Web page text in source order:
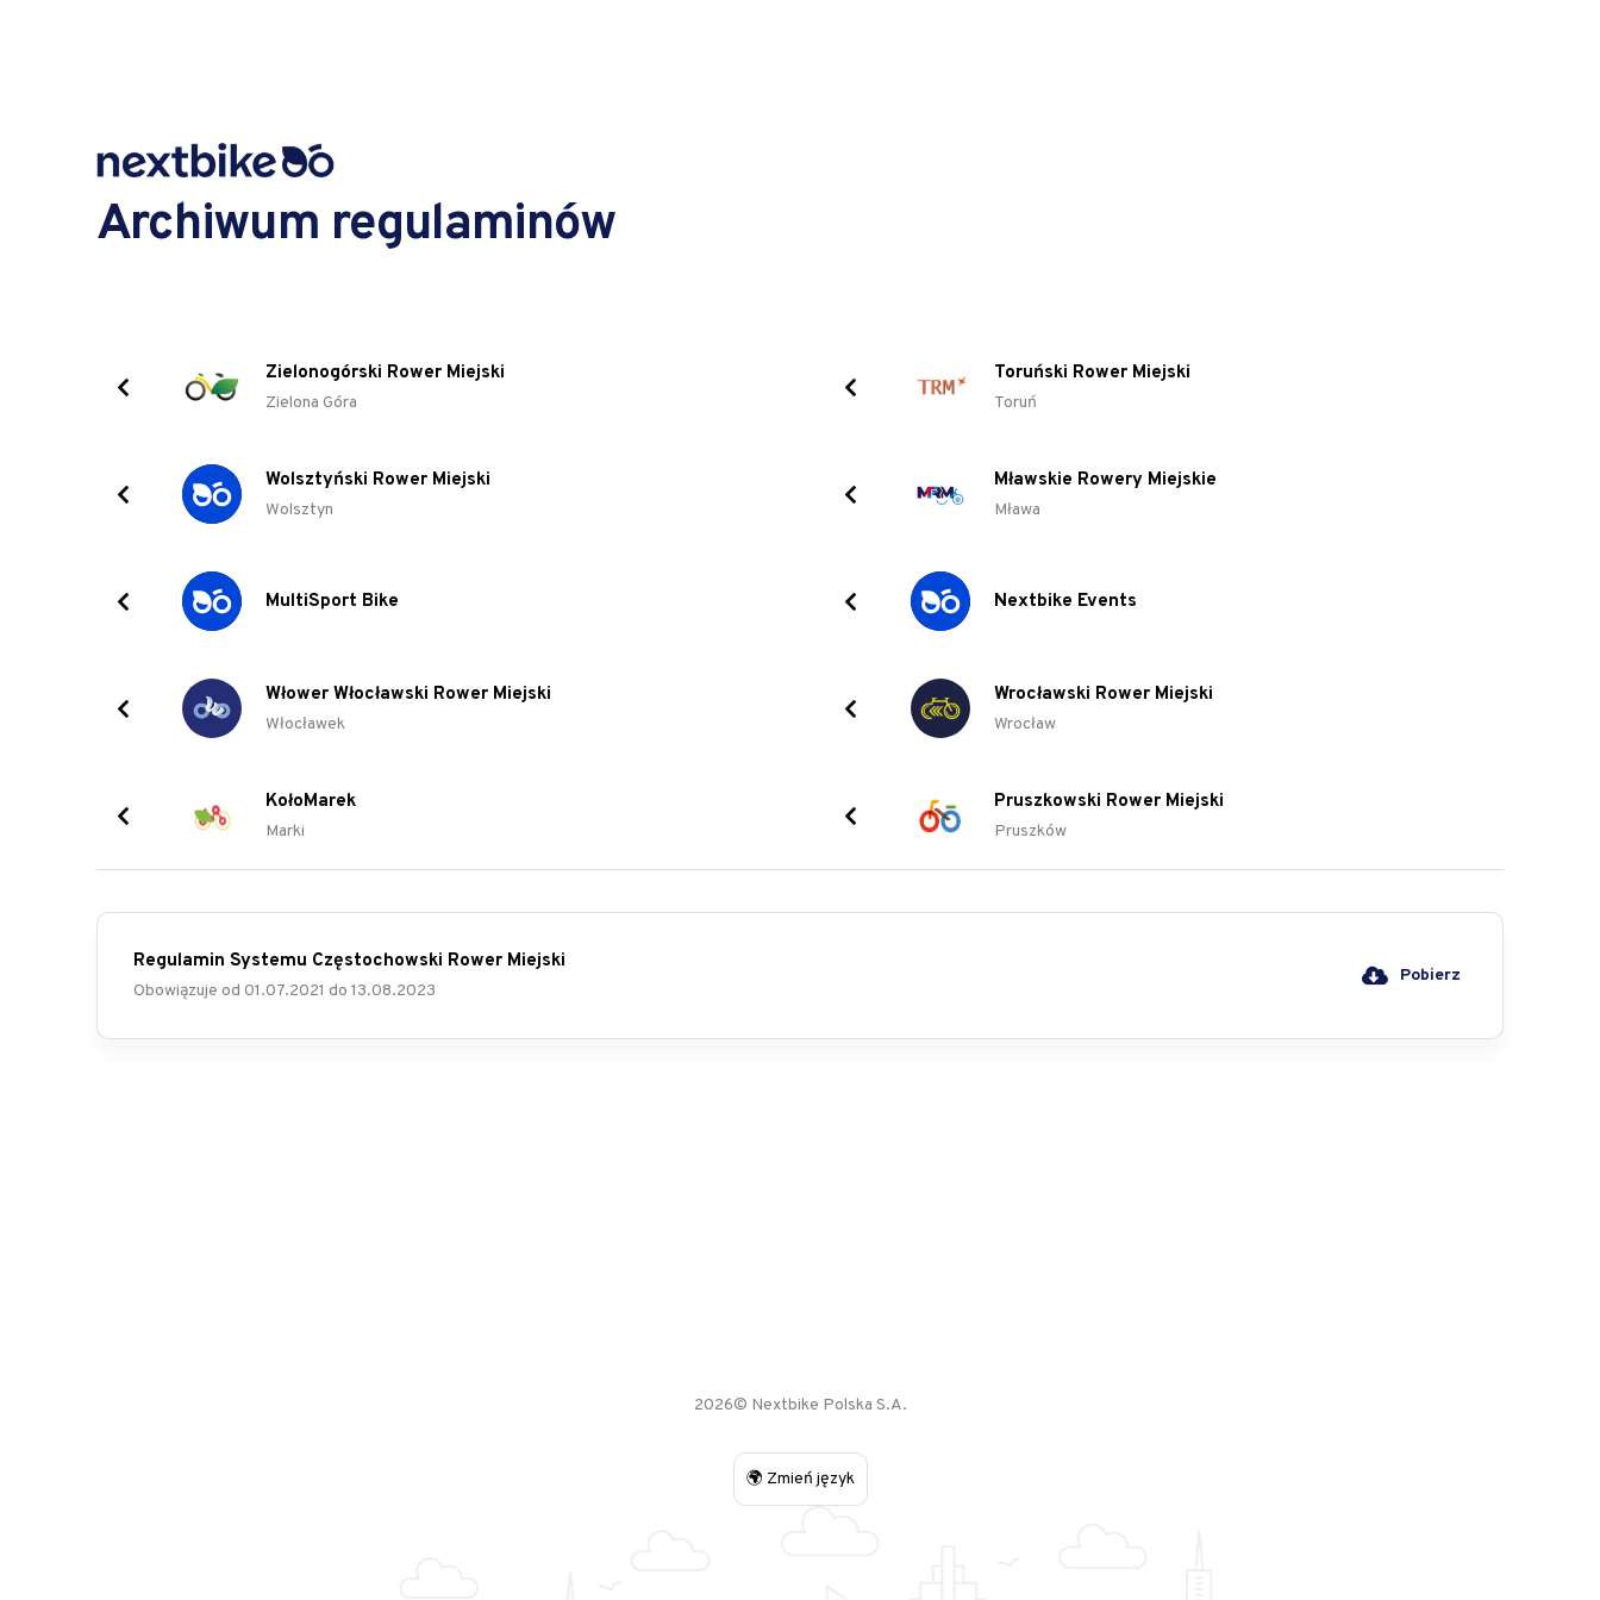
Archiwum regulaminów
Zielonogórski Rower Miejski
Zielona Góra
Toruński Rower Miejski
Toruń
Wolsztyński Rower Miejski
Wolsztyn
Mławskie Rowery Miejskie
Mława
MultiSport Bike Nextbike Events
Włower Włocławski Rower Miejski
Włocławek
Wrocławski Rower Miejski
Wrocław
KołoMarek
Marki
Pruszkowski Rower Miejski
Pruszków
Regulamin Systemu Częstochowski Rower Miejski
Obowiązuje od 01.07.2021 do 13.08.2023
Pobierz
2026© Nextbike Polska S.A.
🌍 Zmień język